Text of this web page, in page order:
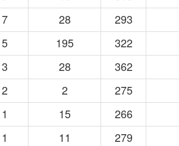
7 28 293
5 195 322
3 28 362
2 2 275
1 15 266
1 11 279